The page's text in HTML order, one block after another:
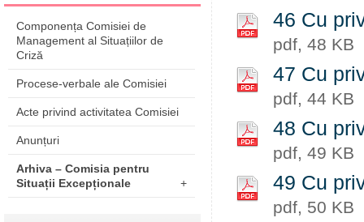
Componența Comisiei de
Management al Situațiilor de
Criză
Procese-verbale ale Comisiei
Acte privind activitatea Comisiei
Anunțuri
Arhiva – Comisia pentru
Situații Excepționale
+
46 Cu
pdf, 48 KB
47 Cu
pdf, 44 KB
48 Cu
pdf, 49 KB
49 Cu
pdf, 50 KB